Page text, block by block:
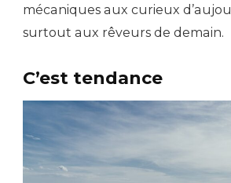
mécaniques aux curieux
surtout aux rêveurs de demain.
C’est tendance